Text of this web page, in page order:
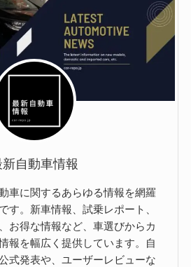
自動車情報
車に関するあらゆる情報を網羅
す。新車情報、試乗レポート、
お得な情報など、車選びからカ
報を幅広く提供しています。自
式発表や、ユーザーレビューな